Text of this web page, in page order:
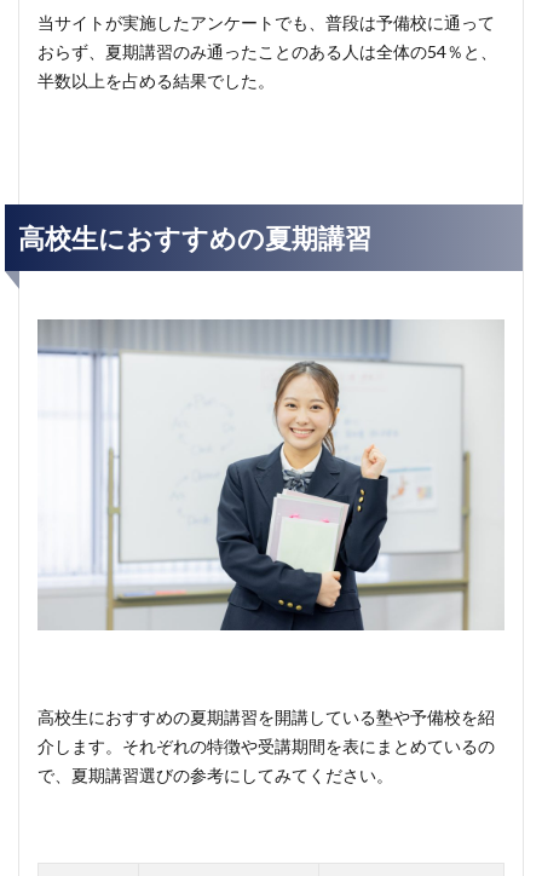
当サイトが実施したアンケートでも、普段は予備校に通って
おらず、夏期講習のみ通ったことのある人は全体の54％と、
半数以上を占める結果でした。
高校生におすすめの夏期講習
高校生におすすめの夏期講習を開講している塾や予備校を紹
介します。それぞれの特徴や受講期間を表にまとめているの
で、夏期講習選びの参考にしてみてください。